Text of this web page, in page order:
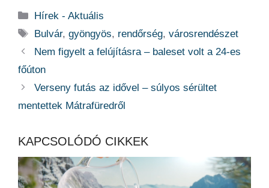
Kategória
Hírek - Aktuális
Címkék
Bulvár,gyöngyös, rendőrség,városrendészet
Nem figyelt a felújításra – baleset volt a 24-es
főúton
Verseny futás az idővel – súlyos sérültet
mentettek Mátrafüredről
KAPCSOLÓDÓ CIKKEK